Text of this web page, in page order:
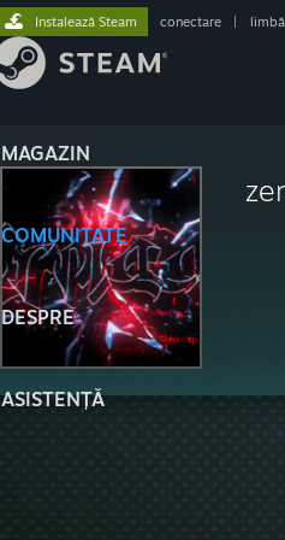
MAGAZIN
COMUNITATE
DESPRE
ASISTENȚĂ
Instalează Steam conectare limbă